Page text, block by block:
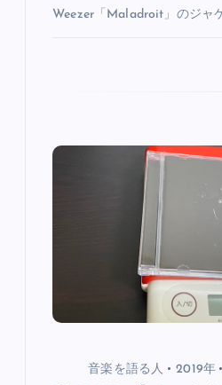
Weezer「Maladroit」のジャ
音楽を語る人 2019年